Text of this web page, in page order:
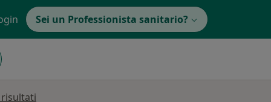
Sei un Professionista sanitario?